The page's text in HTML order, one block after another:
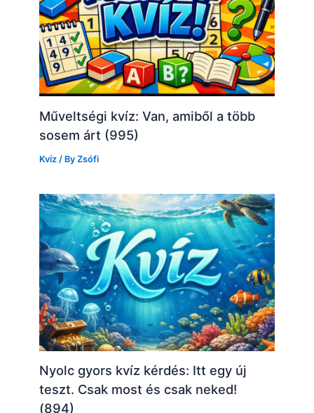
Műveltségi kvíz: Van, amiből a több
sosem árt (995)
Kvíz / ByZsófi
Nyolc gyors kvíz kérdés: Itt egy új
teszt. Csak most és csak neked!
(894)